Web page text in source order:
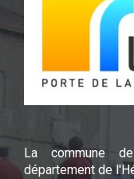
La commune
département de